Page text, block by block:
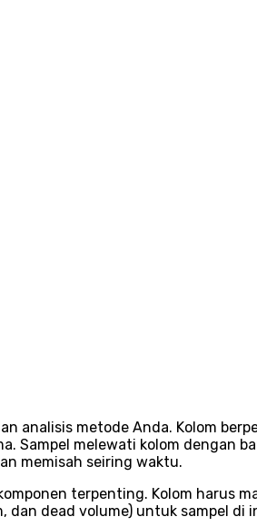
analisis metode Anda. Kolom
Sampel melewati kolom dengan
memisah seiring waktu.
terpenting. Kolom harus
dan dead volume) untuk sampel